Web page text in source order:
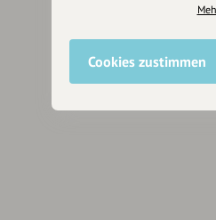
Cookies zustimmen